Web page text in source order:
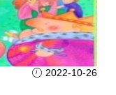
2022-10-26